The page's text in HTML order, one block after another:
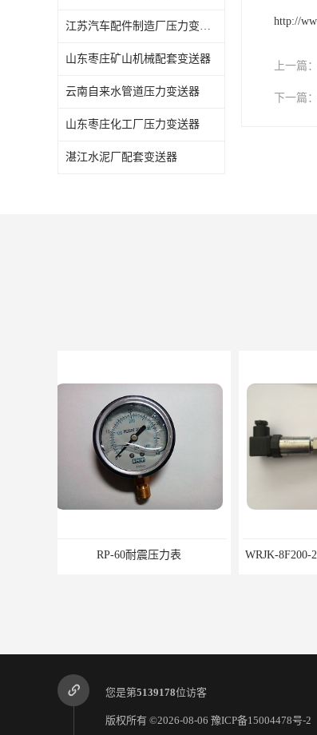
江苏汽车配件制造厂压力变送器
山东枣庄矿山机械配套变送器
云南自来水管道压力变送器
山东枣庄化工厂压力变送器
湛江水泥厂配套变送器
http://
上一篇：
下一篇：
WRJK-8F200-20-16抗震温度变送器 WRJK-
您是第5139178位访客
版权所有 ©2026-08-06 豫ICP备15004478号-2